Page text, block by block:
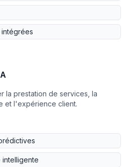
la prestation de services, la
et l'expérience client.
intelligente